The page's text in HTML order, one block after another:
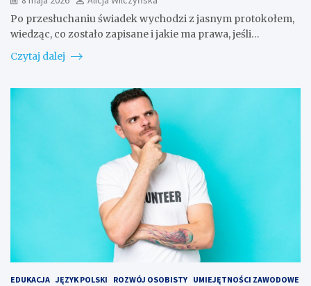
Po przesłuchaniu świadek wychodzi z jasnym protokołem,
wiedząc, co zostało zapisane i jakie ma prawa, jeśli…
Czytaj dalej
EDUKACJA JĘZYK POLSKI ROZWÓJ OSOBISTY UMIEJĘTNOŚCI ZAWODOWE